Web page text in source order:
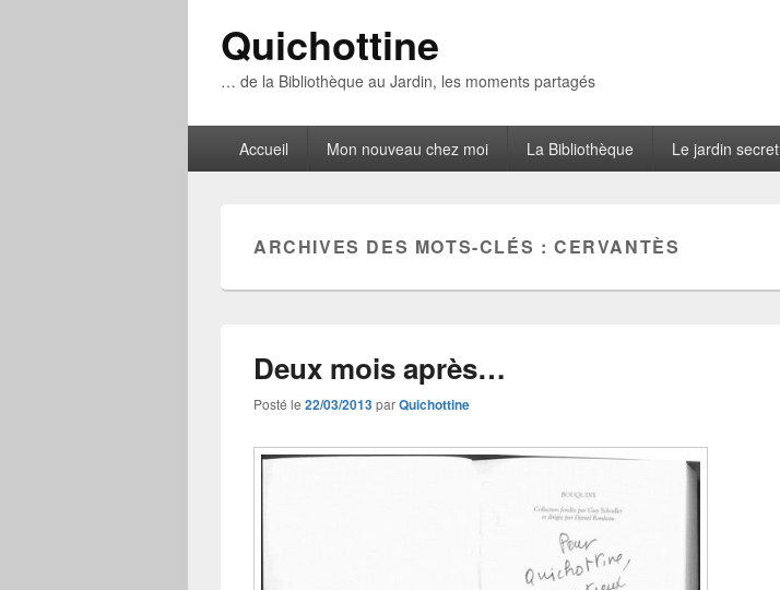
Quichottine
… de la Bibliothèque au Jardin, les moments partagés
principalAccueil Mon nouveau chez moi La Bibliothèque Le jardin secret
ARCHIVES DES MOTS-CLÉS :CERVANTÈS
Deux mois après…
Posté le 22/03/2013parQuichottine